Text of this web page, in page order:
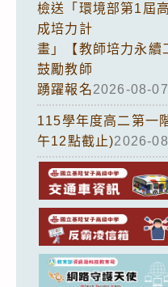
檢送「環境部第1屆
成培力計
畫」【教師培力永續
鼓勵教師
踴躍報名2026-08-07
115學年度高二第一
午12點截止)2026-